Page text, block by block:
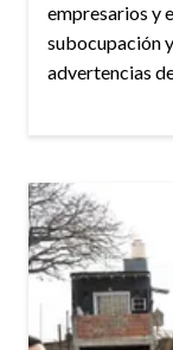
empresarios y
subocupación
advertencias